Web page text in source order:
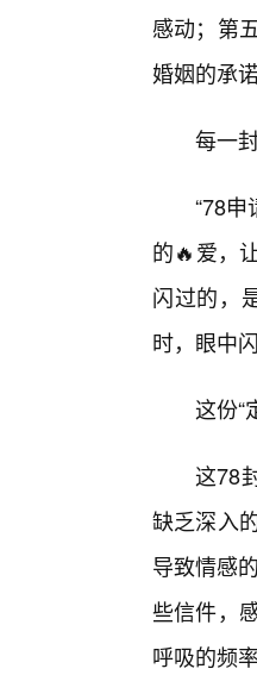
感动；第
婚姻的承
每一
“78
的🔥爱，
闪过的，
时，眼中
这份“
这78
缺乏深入
导致情感
些信件，
呼吸的频率